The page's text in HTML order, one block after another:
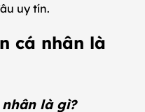
uy tín.
cá nhân là
là gì?